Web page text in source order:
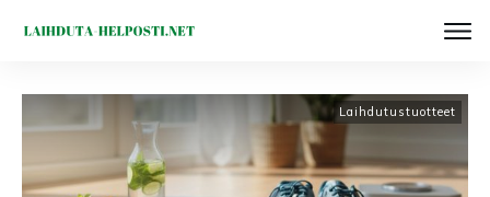
Laihdutustuotteet